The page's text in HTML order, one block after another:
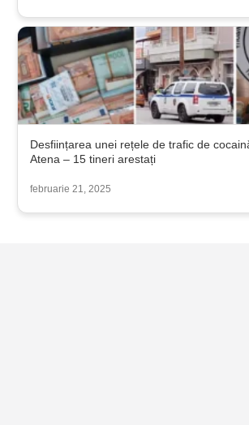
Desființarea unei rețele de trafic de
Atena – 15 tineri arestați
februarie 21, 2025